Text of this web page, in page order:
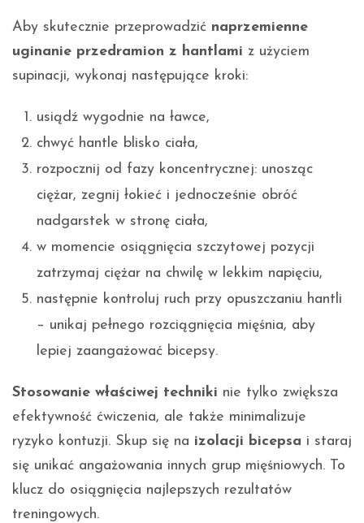
Aby skutecznie przeprowadzić naprzemienne
uginanie przedramion z hantlami z użyciem
supinacji, wykonaj następujące kroki:
usiądź wygodnie na ławce,
chwyć hantle blisko ciała,
rozpocznij od fazy koncentrycznej: unosząc
ciężar, zegnij łokieć i jednocześnie obróć
nadgarstek w stronę ciała,
w momencie osiągnięcia szczytowej pozycji
zatrzymaj ciężar na chwilę w lekkim napięciu,
następnie kontroluj ruch przy opuszczaniu hantli
– unikaj pełnego rozciągnięcia mięśnia, aby
lepiej zaangażować bicepsy.
Stosowanie właściwej techniki nie tylko zwiększa
efektywność ćwiczenia, ale także minimalizuje
ryzyko kontuzji. Skup się na izolacji bicepsa i staraj
się unikać angażowania innych grup mięśniowych. To
klucz do osiągnięcia najlepszych rezultatów
treningowych.